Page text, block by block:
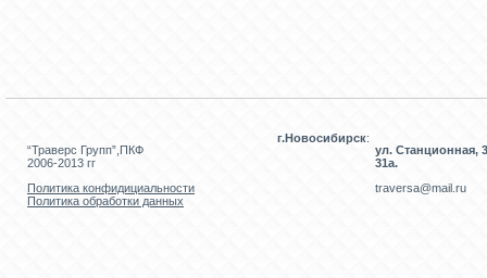
“Траверс Групп”,ПКФ
2006-2013 гг
Политика конфидициальности
Политика обработки данных
г.Новосибирск:
ул. Станционная,
31а.
traversa@mail.ru